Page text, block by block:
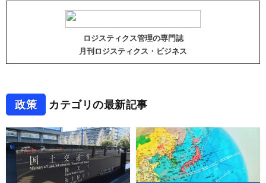
ロジスティクス管理の専門誌
月刊ロジスティクス・ビジネス
政策 カテゴリの最新記事